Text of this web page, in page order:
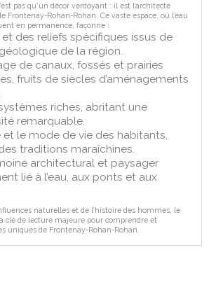
pas qu’un décor verdoyant : il est l’architecte
Frontenay-Rohan-Rohan. Ce vaste espace, où l’eau
en permanence, façonne :
et des reliefs spécifiques issus de
géologique de la région.
de canaux, fossés et prairies
fruits de siècles d’aménagements
riches, abritant une
remarquable.
et le mode de vie des habitants,
traditions maraîchines.
architectural et paysager
lié à l’eau, aux ponts et aux
naturelles et de l’histoire des hommes, le
clé de lecture majeure pour comprendre et
uniques de Frontenay-Rohan-Rohan.